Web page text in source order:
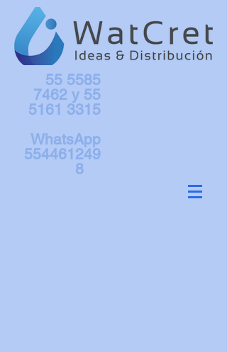
55 5585
7462 y 55
5161 3315
WhatsApp
554461249
8